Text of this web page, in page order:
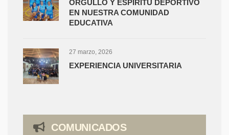
ORGULLO Y ESPÍRITU DEPORTIVO
EN NUESTRA COMUNIDAD
EDUCATIVA
27 marzo, 2026
EXPERIENCIA UNIVERSITARIA
COMUNICADOS